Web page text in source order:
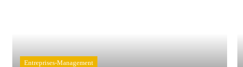
Entreprises-Management